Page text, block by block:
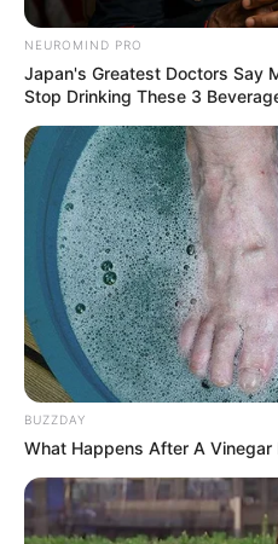
aguardar uma idade mínima para
NEUROMIND PRO
Japan's Greatest Doctors Say
Stop Drinking These 3
BUZZDAY
What Happens After A Vinegar